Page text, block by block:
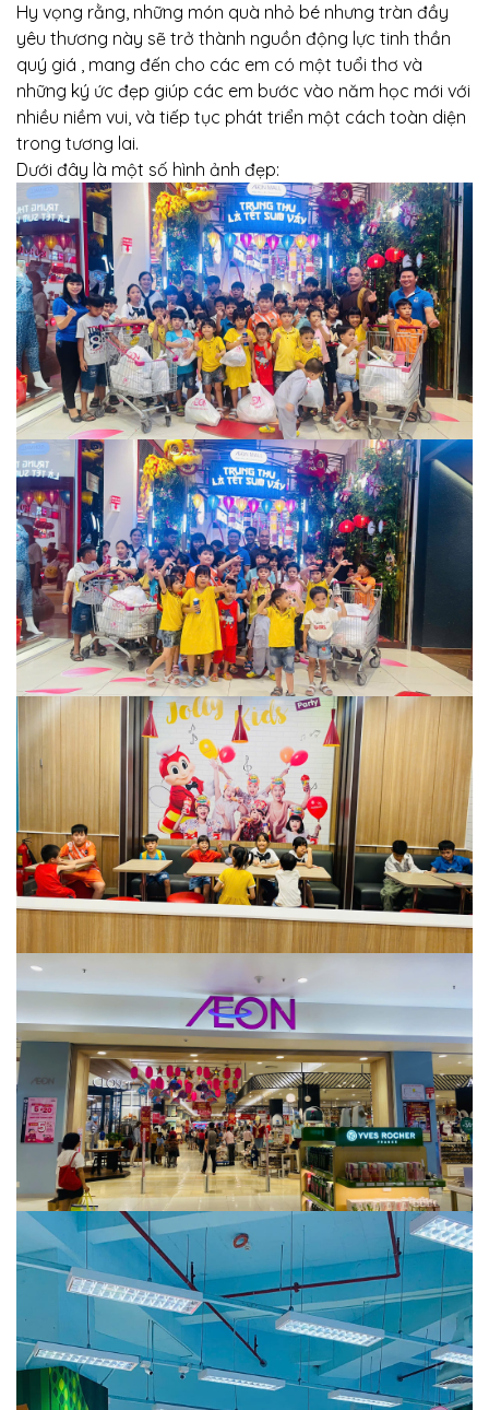
Hy vọng rằng, những món quà nhỏ bé nhưng tràn đầy
yêu thương này sẽ trở thành nguồn động lực tinh thần
quý giá , mang đến cho các em có một tuổi thơ và
những ký ức đẹp giúp các em bước vào năm học mới với
nhiều niềm vui, và tiếp tục phát triển một cách toàn diện
trong tương lai.
Dưới đây là một số hình ảnh đẹp: